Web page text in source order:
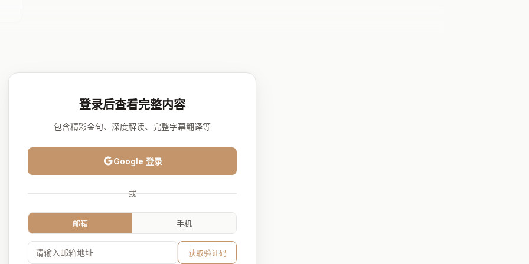
登录后查看完整内容
包含精彩金句、深度解读、完整字幕翻译等
Google 登录
或
邮箱 手机
获取验证码